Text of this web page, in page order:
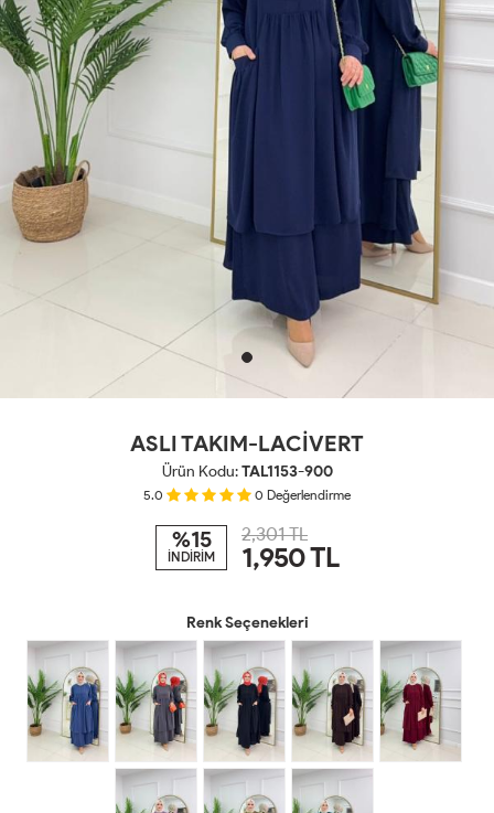
ASLI TAKIM-LACİVERT
Ürün Kodu:TAL1153-900
5.0 0 Değerlendirme
%15
İNDİRİM
2,301 TL
1,950TL
Renk Seçenekleri